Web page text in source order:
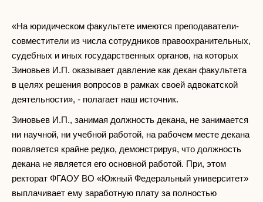
«На юридическом факультете имеются преподаватели-
совместители из числа сотрудников правоохранительных,
судебных и иных государственных органов, на которых
Зиновьев И.П. оказывает давление как декан факультета
в целях решения вопросов в рамках своей адвокатской
деятельности», - полагает наш источник.
Зиновьев И.П., занимая должность декана, не занимается
ни научной, ни учебной работой, на рабочем месте декана
появляется крайне редко, демонстрируя, что должность
декана не является его основной работой. При, этом
ректорат ФГАОУ ВО «Южный Федеральный университет»
выплачивает ему заработную плату за полностью